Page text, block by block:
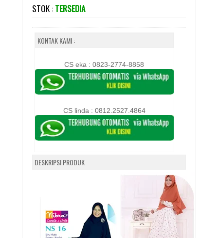
STOK : TERSEDIA
KONTAK KAMI :
CS eka : 0823-2774-8858
CS linda : 0812.2527.4864
DESKRIPSI PRODUK